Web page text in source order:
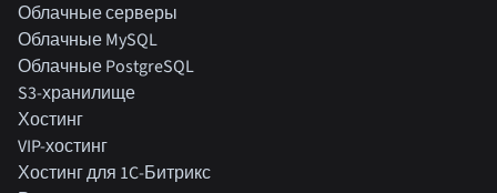
Облачные серверы
Облачные MySQL
Облачные PostgreSQL
S3-хранилище
Хостинг
VIP-хостинг
Хостинг для 1C-Битрикс